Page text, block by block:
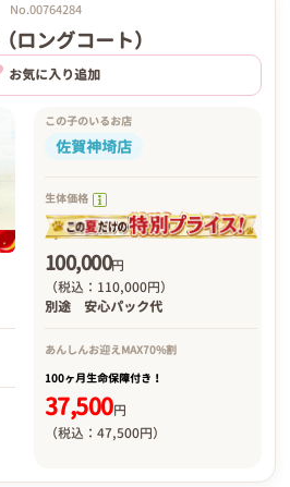
No.00764284
ロングコート）
お気に入り追加
この子のいるお店
佐賀神埼店
生体価格
100,000円
（税込：110,000円）
別途 安心パック代
あんしんお迎えMAX70%割
100ヶ月生命保障付き！
37,500円
（税込：47,500円）